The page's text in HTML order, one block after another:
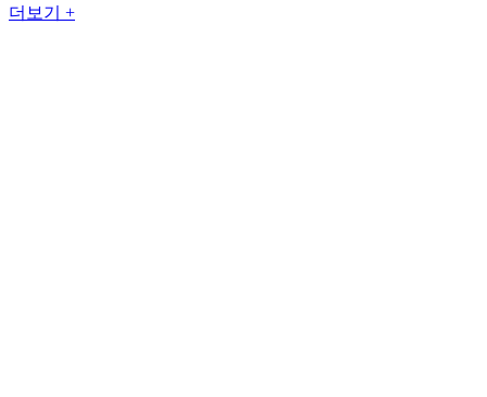
더보기 +